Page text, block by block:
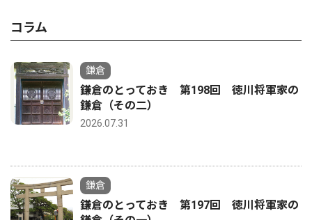
コラム
鎌倉
鎌倉のとっておき 第198回 徳川将軍家の
鎌倉（その二）
2026.07.31
鎌倉
鎌倉のとっておき 第197回 徳川将軍家の